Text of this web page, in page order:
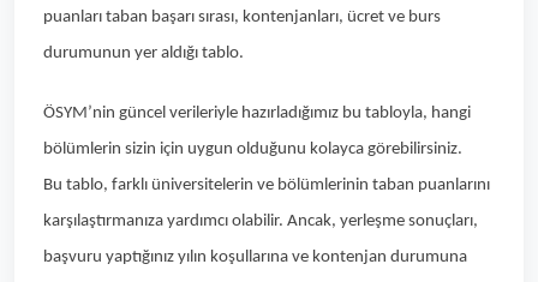
puanları taban başarı sırası, kontenjanları, ücret ve burs
durumunun yer aldığı tablo.
ÖSYM’nin güncel verileriyle hazırladığımız bu tabloyla, hangi
bölümlerin sizin için uygun olduğunu kolayca görebilirsiniz.
Bu tablo, farklı üniversitelerin ve bölümlerinin taban puanlarını
karşılaştırmanıza yardımcı olabilir. Ancak, yerleşme sonuçları,
başvuru yaptığınız yılın koşullarına ve kontenjan durumuna